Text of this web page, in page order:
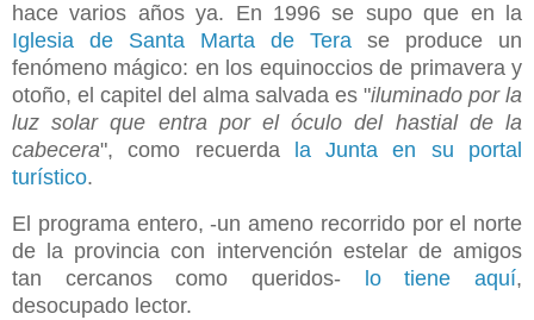
hace varios años ya. En 1996 se supo que en la
Iglesia de Santa Marta de Tera se produce un
fenómeno mágico: en los equinoccios de primavera y
otoño, el capitel del alma salvada es "iluminado por la
luz solar que entra por el óculo del hastial de la
cabecera", como recuerda
la Junta en su portal
turístico.
El programa entero, -un ameno recorrido por el norte
de la provincia con intervención estelar de amigos
tan cercanos como queridos-
lo tiene aquí,
desocupado lector.